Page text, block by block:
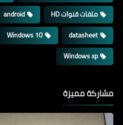
ملفات قنوات HD
android
datasheet
Windows 10
Windows xp
مشاركة مميزة